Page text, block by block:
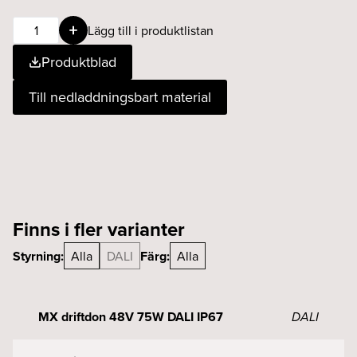
driftdon
48V
150W
DALI
Lägg till i produktlistan
Produktblad
Till nedladdningsbart material
Finns i fler varianter
Styrning: Alla DALI Färg: Alla
MX driftdon 48V 75W DALI IP67 DALI